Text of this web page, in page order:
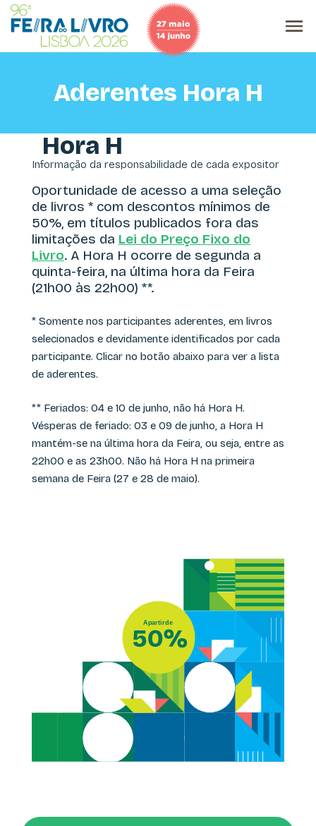
Aderentes Hora H
Hora H
Informação da responsabilidade de cada expositor
Oportunidade de acesso a uma seleção
de livros * com descontos mínimos de
50%, em títulos publicados fora das
limitações da Lei do Preço Fixo do
Livro. A Hora H ocorre de segunda a
quinta-feira, na última hora da Feira
(21h00 às 22h00) **.
* Somente nos participantes aderentes, em livros
selecionados e devidamente identificados por cada
participante. Clicar no botão abaixo para ver a lista
de aderentes.
** Feriados: 04 e 10 de junho, não há Hora H.
Vésperas de feriado: 03 e 09 de junho, a Hora H
mantém-se na última hora da Feira, ou seja, entre as
22h00 e as 23h00. Não há Hora H na primeira
semana de Feira (27 e 28 de maio).